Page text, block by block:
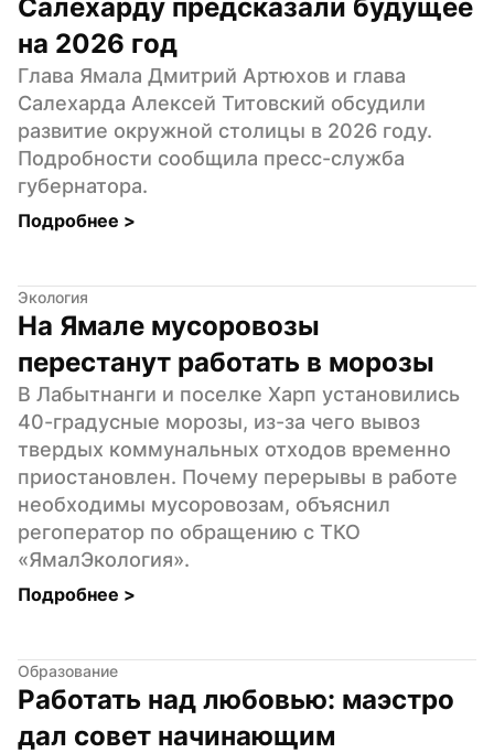
Салехарду предсказали будущее
на 2026 год
Глава Ямала Дмитрий Артюхов и глава
Салехарда Алексей Титовский обсудили
развитие окружной столицы в 2026 году.
Подробности сообщила пресс-служба
губернатора.
Подробнее >
Экология
На Ямале мусоровозы
перестанут работать в морозы
В Лабытнанги и поселке Харп установились
40-градусные морозы, из-за чего вывоз
твердых коммунальных отходов временно
приостановлен. Почему перерывы в работе
необходимы мусоровозам, объяснил
регоператор по обращению с ТКО
«ЯмалЭкология».
Подробнее >
Образование
Работать над любовью: маэстро
дал совет начинающим